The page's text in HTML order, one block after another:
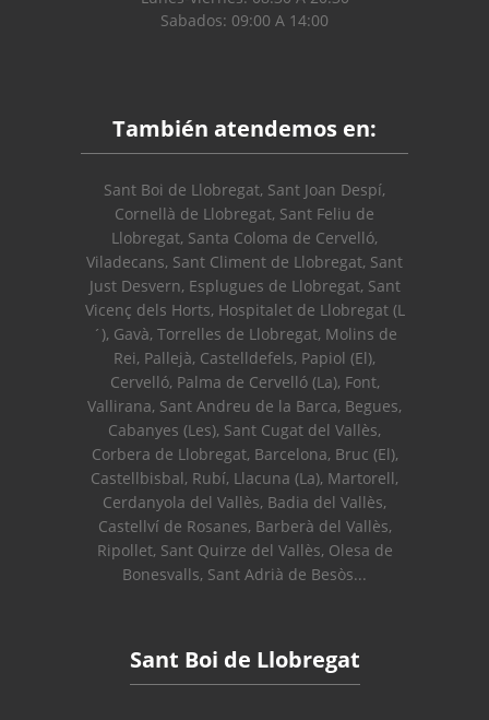
Sabados: 09:00 A 14:00
También atendemos en:
Sant Boi de Llobregat, Sant Joan Despí,
Cornellà de Llobregat, Sant Feliu de
Llobregat, Santa Coloma de Cervelló,
Viladecans, Sant Climent de Llobregat, Sant
Just Desvern, Esplugues de Llobregat, Sant
Vicenç dels Horts, Hospitalet de Llobregat (L
´), Gavà, Torrelles de Llobregat, Molins de
Rei, Pallejà, Castelldefels, Papiol (El),
Cervelló, Palma de Cervelló (La), Font,
Vallirana, Sant Andreu de la Barca, Begues,
Cabanyes (Les), Sant Cugat del Vallès,
Corbera de Llobregat, Barcelona, Bruc (El),
Castellbisbal, Rubí, Llacuna (La), Martorell,
Cerdanyola del Vallès, Badia del Vallès,
Castellví de Rosanes, Barberà del Vallès,
Ripollet, Sant Quirze del Vallès, Olesa de
Bonesvalls, Sant Adrià de Besòs...
Sant Boi de Llobregat